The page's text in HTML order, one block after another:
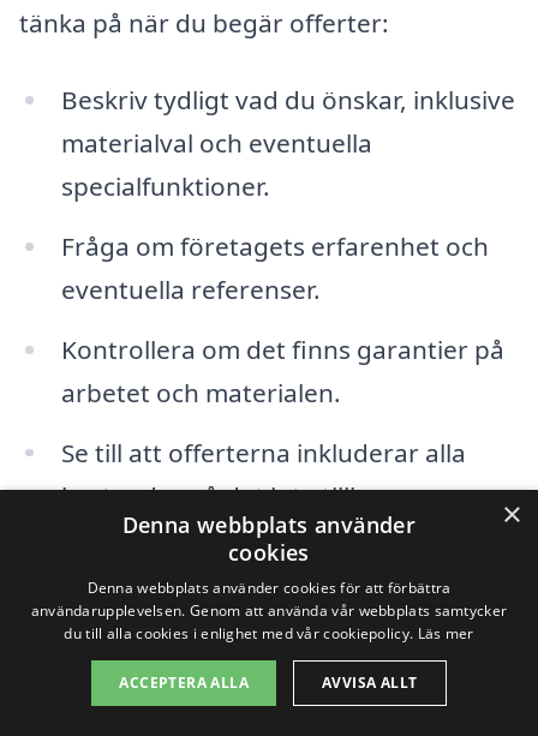
tänka på när du begär offerter:
Beskriv tydligt vad du önskar, inklusive
materialval och eventuella
specialfunktioner.
Fråga om företagets erfarenhet och
eventuella referenser.
Kontrollera om det finns garantier på
arbetet och materialen.
Se till att offerterna inkluderar alla
kostnader, så det inte tillkommer
dolda avgifter.
Genom att noggrant överväga dessa
faktorer och aktivt söka efter information
kan du säkerställa att du får en prisvärd
×
Denna webbplats använder
cookies
Denna webbplats använder cookies för att förbättra
användarupplevelsen. Genom att använda vår webbplats samtycker
du till alla cookies i enlighet med vår cookiepolicy. Läs mer
ACCEPTERA ALLA AVVISA ALLT